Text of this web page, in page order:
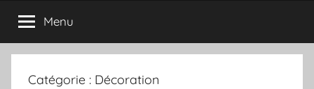
Maison
Menu
Catégorie : Décoration